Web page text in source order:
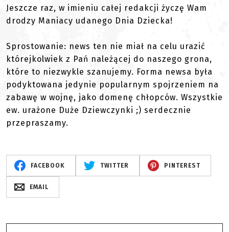
Jeszcze raz, w imieniu całej redakcji życzę Wam
drodzy Maniacy udanego Dnia Dziecka!
Sprostowanie: news ten nie miał na celu urazić
którejkolwiek z Pań należącej do naszego grona,
które to niezwykle szanujemy. Forma newsa była
podyktowana jedynie popularnym spojrzeniem na
zabawę w wojnę, jako domenę chłopców. Wszystkie
ew. urażone Duże Dziewczynki ;) serdecznie
przepraszamy.
FACEBOOK TWITTER PINTEREST
EMAIL